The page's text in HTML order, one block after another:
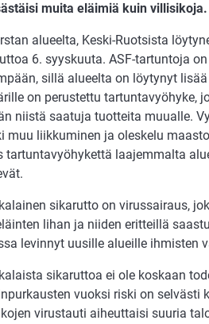
muita eläimiä kuin villisikoja.
alueelta, Keski-Ruotsista
6. syyskuuta. ASF-tartuntoja
sillä alueelta on löytynyt
on perustettu tartuntavyöhyke,
niistä saatuja tuotteita muualle.
muu liikkuminen ja oleskelu
tartuntavyöhykettä laajemmalta
sikarutto on virussairaus,
lihan ja niiden eritteillä
levinnyt uusille alueille ihmisten
sikaruttoa ei ole koskaan
vuoksi riski on selvästi
virustauti aiheuttaisi suuria